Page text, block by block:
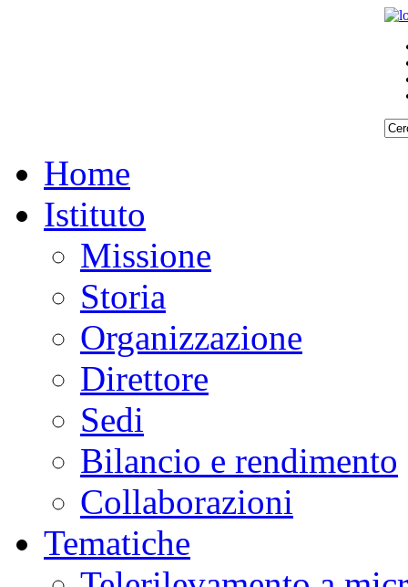
Home
Istituto
Missione
Storia
Organizzazione
Direttore
Sedi
Bilancio e rendimento
Collaborazioni
Tematiche